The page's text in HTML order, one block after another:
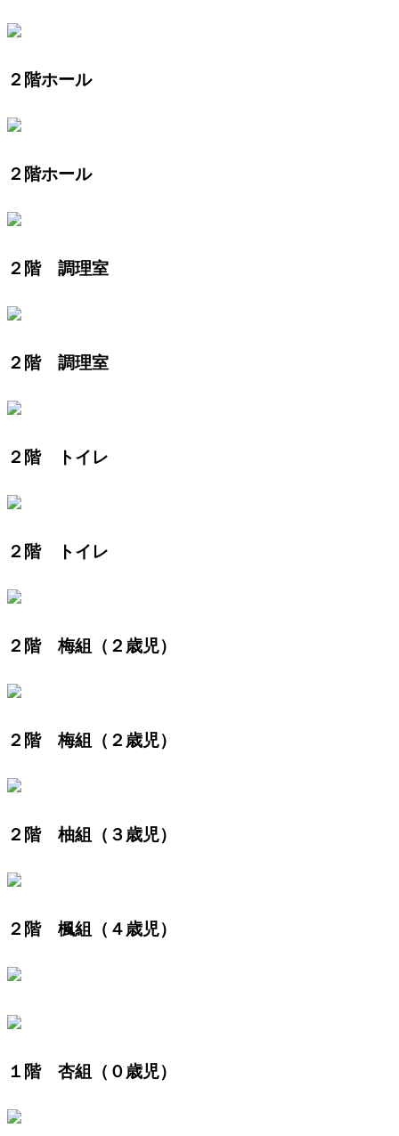
２階ホール
２階ホール
２階 調理室
２階 調理室
２階 トイレ
２階 トイレ
２階 梅組（２歳児）
２階 梅組（２歳児）
２階 柚組（３歳児）
２階 楓組（４歳児）
１階 杏組（０歳児）